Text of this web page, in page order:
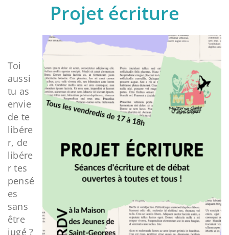
Projet écriture
Toi
aussi
tu as
envie
de te
libére
r, de
libére
r tes
pensé
es
sans
être
jugé ?